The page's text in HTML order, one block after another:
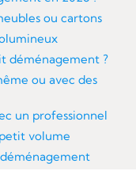
ou cartons
déménagement ?
ou avec des
un professionnel
volume